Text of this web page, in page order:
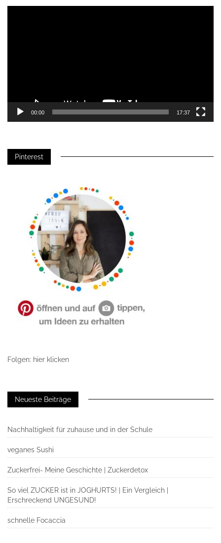
00:00 17:37
Pinterest
Folgen: hier klicken
Neueste Beiträge
Nachhaltigkeit für zuhause und in der Schule
veganes Sushi
Zuckerfrei- Meine Geschichte | Zuckerdetox
So viel ZUCKER ist in JOGHURTS! | Ein Vergleich |
Erschreckend UNGESUND!
schnelle Focaccia